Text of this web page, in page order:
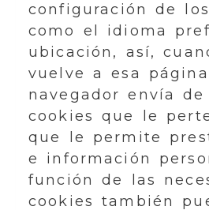
configuración de
como el idioma
ubicación, así,
vuelve a esa página
navegador envía
cookies que le
que le permite
e información
función de las
cookies también